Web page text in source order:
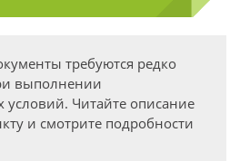
требуются редко
выполнении
условий. Читайте описание
и смотрите подробности